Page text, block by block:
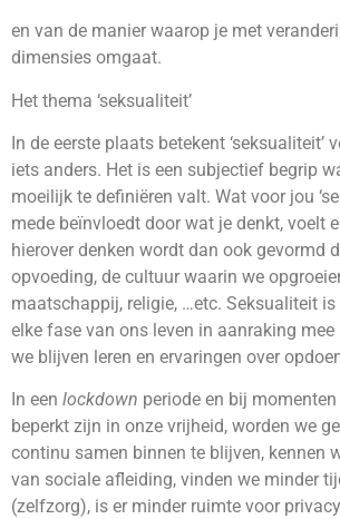
en van de manier waarop je met
dimensies omgaat.
Het thema ‘seksualiteit’
In de eerste plaats betekent ‘seksualiteit’
iets anders. Het is een subjectief begrip
moeilijk te definiëren valt. Wat voor jou
mede beïnvloedt door wat je denkt, voelt
hierover denken wordt dan ook gevormd
opvoeding, de cultuur waarin we
maatschappij, religie, …etc. Seksualiteit
elke fase van ons leven in aanraking
we blijven leren en ervaringen over
In een lockdown periode en bij
beperkt zijn in onze vrijheid, worden we
continu samen binnen te blijven, kennen
van sociale afleiding, vinden we minder
(zelfzorg), is er minder ruimte voor